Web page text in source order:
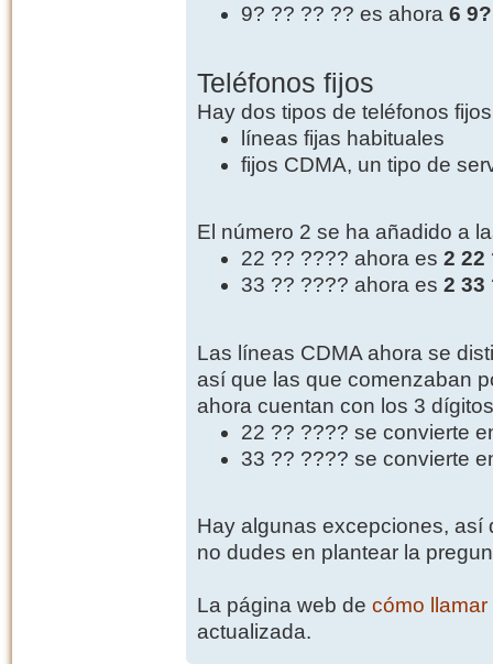
9? ?? ?? ?? es ahora 6
Teléfonos fijos
Hay dos tipos de teléfonos
líneas fijas habituales
fijos CDMA, un tipo de
El número 2 se ha añadido a
22 ?? ???? ahora es 2 22
33 ?? ???? ahora es 2 33
Las líneas CDMA ahora se
así que las que comenzaban
ahora cuentan con los 3
22 ?? ???? se convierte
33 ?? ???? se convierte
Hay algunas excepciones, así
no dudes en plantear la
La página web de cómo
actualizada.